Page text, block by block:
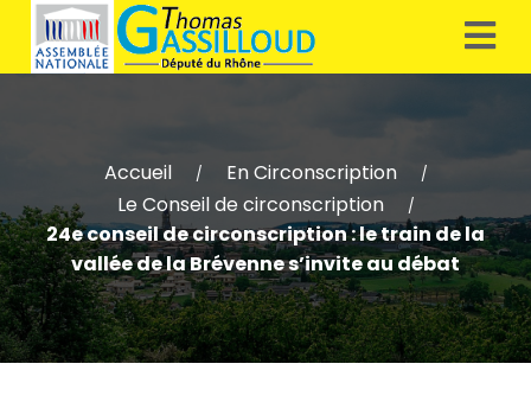
Accueil / En Circonscription /
Le Conseil de circonscription /
24e conseil de circonscription : le train de la
vallée de la Brévenne s’invite au débat